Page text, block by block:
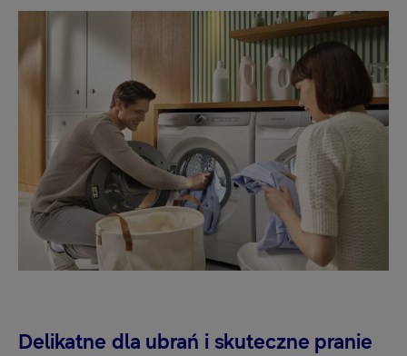
Delikatne dla ubrań i skuteczne pranie